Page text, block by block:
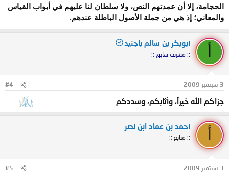
الحجامة، إلا أن عمدتهم النص، ولا سلطان لنا عليهم في أبواب القياس
والمعاني؛ إذ هي من جملة الأصول الباطلة عندهم.
أبوبكر بن سالم باجنيد
:: مشرف سابق ::
3 سبتمبر 2009 #4
جزاكم الله خيراً، وأثابكم، وسددكم
أحمد بن عماد ابن نصر
:: متابع ::
3 سبتمبر 2009 #5